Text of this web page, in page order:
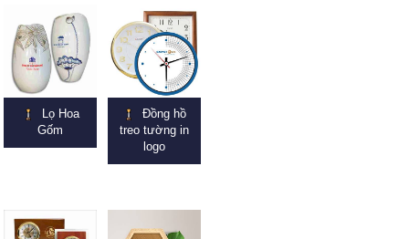
Lọ Hoa
Gốm
Đồng hồ
treo tường in
logo